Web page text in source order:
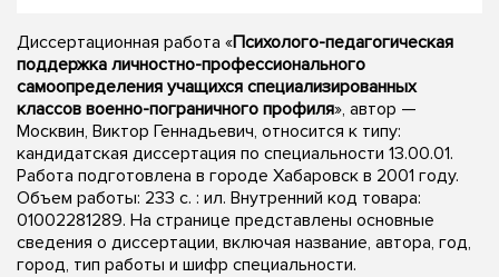
Диссертационная работа «Психолого-педагогическая
поддержка личностно-профессионального
самоопределения учащихся специализированных
классов военно-пограничного профиля», автор —
Москвин, Виктор Геннадьевич, относится к типу:
кандидатская диссертация по специальности 13.00.01.
Работа подготовлена в городе Хабаровск в 2001 году.
Объем работы: 233 с. : ил. Внутренний код товара:
01002281289. На странице представлены основные
сведения о диссертации, включая название, автора, год,
город, тип работы и шифр специальности.